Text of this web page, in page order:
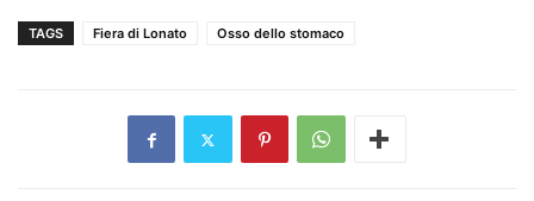
TAGS Fiera di Lonato Osso dello stomaco